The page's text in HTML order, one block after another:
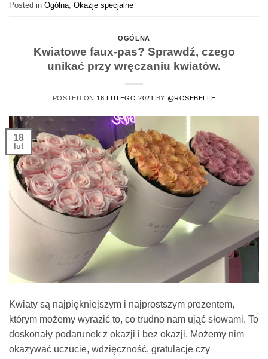
Posted in Ogólna, Okazje specjalne
OGÓLNA
Kwiatowe faux-pas? Sprawdź, czego
unikać przy wręczaniu kwiatów.
POSTED ON 18 LUTEGO 2021 BY @ROSEBELLE
18
lut
Kwiaty są najpiękniejszym i najprostszym prezentem,
którym możemy wyrazić to, co trudno nam ująć słowami. To
doskonały podarunek z okazji i bez okazji. Możemy nim
okazywać uczucie, wdzięczność, gratulacje czy